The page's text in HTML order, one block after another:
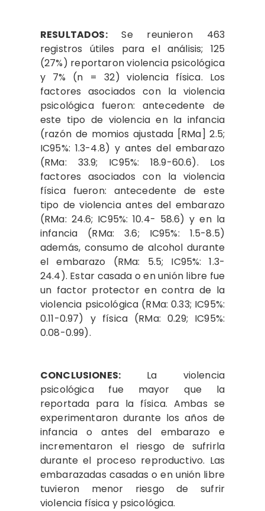
RESULTADOS:Se reunieron 463
registros útiles para el análisis; 125
(27%) reportaron violencia psicológica
y 7% (n = 32) violencia física. Los
factores asociados con la violencia
psicológica fueron: antecedente de
este tipo de violencia en la infancia
(razón de momios ajustada [RMa] 2.5;
IC95%: 1.3-4.8) y antes del embarazo
(RMa: 33.9; IC95%: 18.9-60.6). Los
factores asociados con la violencia
física fueron: antecedente de este
tipo de violencia antes del embarazo
(RMa: 24.6; IC95%: 10.4- 58.6) y en la
infancia (RMa: 3.6; IC95%: 1.5-8.5)
además, consumo de alcohol durante
el embarazo (RMa: 5.5; IC95%: 1.3-
24.4). Estar casada o en unión libre fue
un factor protector en contra de la
violencia psicológica (RMa: 0.33; IC95%:
0.11-0.97) y física (RMa: 0.29; IC95%:
0.08-0.99).
CONCLUSIONES: La violencia
psicológica fue mayor que la
reportada para la física. Ambas se
experimentaron durante los años de
infancia o antes del embarazo e
incrementaron el riesgo de sufrirla
durante el proceso reproductivo. Las
embarazadas casadas o en unión libre
tuvieron menor riesgo de sufrir
violencia física y psicológica.